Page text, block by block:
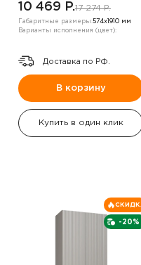
10 469 P.17 274 P.
Габаритные размеры:574х1910 мм
Варианты исполнения (цвет):
Доставка по РФ.
В корзину
Купить в один клик
-20%